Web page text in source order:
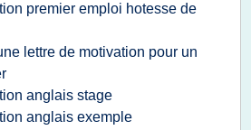
premier emploi hotesse de
lettre de motivation pour un
anglais stage
anglais exemple